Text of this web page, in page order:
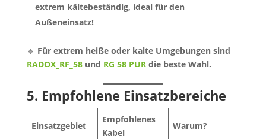
extrem kältebeständig, ideal für den
Außeneinsatz!
🔹 Für extrem heiße oder kalte Umgebungen sind
RADOX_RF_58und RG 58 PURdie beste Wahl.
5. Empfohlene Einsatzbereiche
Einsatzgebiet
Empfohlenes
Kabel
Warum?